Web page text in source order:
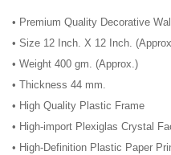
• Premium Quality Decorative
• Size 12 Inch. X 12 Inch.
• Weight 400 gm. (Approx.)
• Thickness 44 mm.
• High Quality Plastic Frame
• High-import Plexiglas Crystal
• High-Definition Plastic Paper